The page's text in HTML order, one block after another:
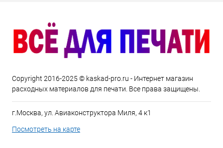
Copyright 2016-2025 © kaskad-pro.ru - Интернет магазин
расходных материалов для печати. Все права защищены.
г.Москва, ул. Авиаконструктора Миля, 4 к1
Посмотреть на карте